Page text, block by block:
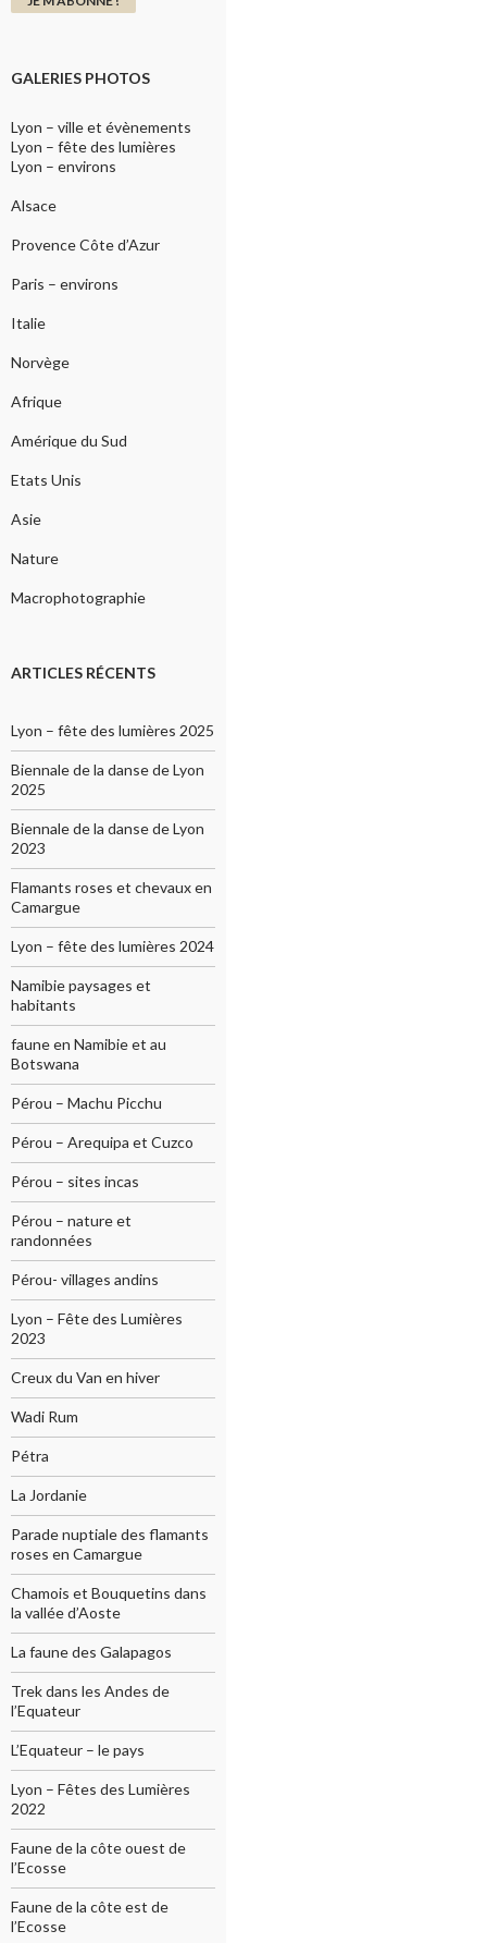
GALERIES PHOTOS
Lyon – ville et évènements
Lyon – fête des lumières
Lyon – environs
Alsace
Provence Côte d’Azur
Paris – environs
Italie
Norvège
Afrique
Amérique du Sud
Etats Unis
Asie
Nature
Macrophotographie
ARTICLES RÉCENTS
Lyon – fête des lumières 2025
Biennale de la danse de Lyon
2025
Biennale de la danse de Lyon
2023
Flamants roses et chevaux en
Camargue
Lyon – fête des lumières 2024
Namibie paysages et
habitants
faune en Namibie et au
Botswana
Pérou – Machu Picchu
Pérou – Arequipa et Cuzco
Pérou – sites incas
Pérou – nature et
randonnées
Pérou- villages andins
Lyon – Fête des Lumières
2023
Creux du Van en hiver
Wadi Rum
Pétra
La Jordanie
Parade nuptiale des flamants
roses en Camargue
Chamois et Bouquetins dans
la vallée d’Aoste
La faune des Galapagos
Trek dans les Andes de
l’Equateur
L’Equateur – le pays
Lyon – Fêtes des Lumières
2022
Faune de la côte ouest de
l’Ecosse
Faune de la côte est de
l’Ecosse